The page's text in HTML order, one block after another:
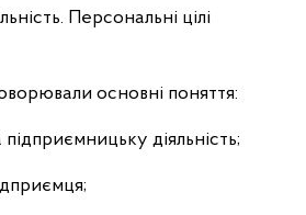
Персональні цілі
основні поняття:
діяльність;